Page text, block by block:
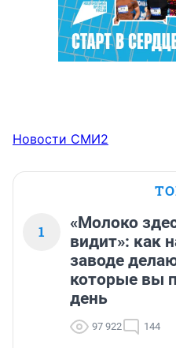
Новости СМИ2
1
«Молоко
видит»: как
заводе
которые вы
день
97 922 144